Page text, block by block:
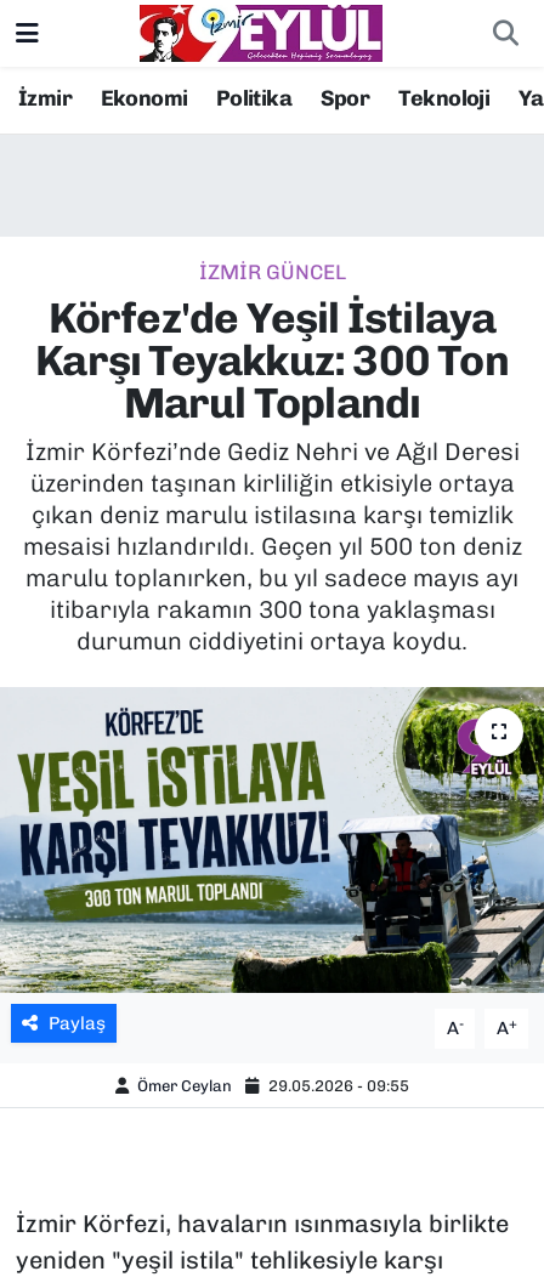
İzmir Ekonomi Politika Spor Teknoloji
İZMİR GÜNCEL
Körfez'de Yeşil İstilaya
Karşı Teyakkuz: 300 Ton
Marul Toplandı
İzmir Körfezi’nde Gediz Nehri ve Ağıl Deresi
üzerinden taşınan kirliliğin etkisiyle ortaya
çıkan deniz marulu istilasına karşı temizlik
mesaisi hızlandırıldı. Geçen yıl 500 ton deniz
marulu toplanırken, bu yıl sadece mayıs ayı
itibarıyla rakamın 300 tona yaklaşması
durumun ciddiyetini ortaya koydu.
Paylaş A- A+
Ömer Ceylan 29.05.2026 - 09:55
İzmir Körfezi, havaların ısınmasıyla birlikte
yeniden "yeşil istila" tehlikesiyle karşı
Resmi İlanlar
EKONOMİ
KÜLTÜR SANAT
MAGAZİN
POLİTİKA
SAĞLIK
SPOR
TEKNOLOJİ
YAŞAM
YEREL YÖNETİMLER
Konak Nöbetçi Eczaneler
Süper Lig Puan Durumu ve Fikstür
Tüm Manşetler
Son Dakika Haberleri
Haber Arşivi